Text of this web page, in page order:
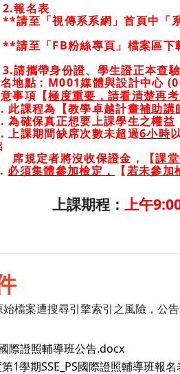
2.報名表
**請至「視傳系系網」首頁中「
**請至「FB粉絲專頁」檔案區下
3.請攜帶身份證、學生證正本查驗
地點 : M001媒體與設計中心
事項【極度重要，請看清楚再
此課程為【教學卓越計畫補助講
為確保真正想要上課學生之權
上課期間缺席次數未超過6小時
席規定者將沒收保證金，【課
必須集體參加檢定， 【若未參加
上課期程： 上午
檔案遭搜尋引擎索引之風險，公
際證照輔導班公告.docx
1學期SSE_PS國際證照輔導班報